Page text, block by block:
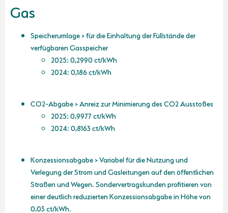
Gas
Speicherumlage > für die Einhaltung der Füllstände der
verfügbaren Gasspeicher
2025: 0,2990 ct/kWh
2024: 0,186 ct/kWh
CO2-Abgabe > Anreiz zur Minimierung des CO2 Ausstoßes
2025: 0,9977 ct/kWh
2024: 0,8163 ct/kWh
Konzessionsabgabe > Variabel für die Nutzung und
Verlegung der Strom und Gasleitungen auf den öffentlichen
Straßen und Wegen. Sondervertragskunden profitieren von
einer deutlich reduzierten Konzessionsabgabe in Höhe von
0,03 ct/kWh.